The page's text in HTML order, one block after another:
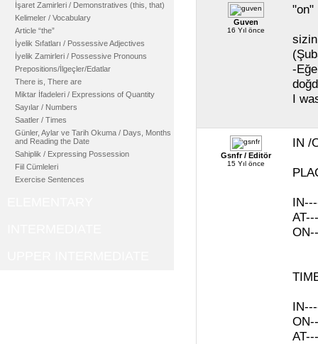
İşaret Zamirleri / Demonstratives (this, that)
Kelimeler / Vocabulary
Article “the”
İyelik Sıfatları / Possessive Adjectives
İyelik Zamirleri / Possessive Pronouns
Prepositions/İlgeçler/Edatlar
There is, There are
Miktar İfadeleri / Expressions of Quantity
Sayılar / Numbers
Saatler / Times
Günler, Aylar ve Tarih Okuma / Days, Months
and Reading the Date
Sahiplik / Expressing Possession
Fiil Cümleleri
Exercise Sentences
Guven
16 Yıl önce
"on"
-
I
Gsnfr / Editör
15 Yıl önce
IN /